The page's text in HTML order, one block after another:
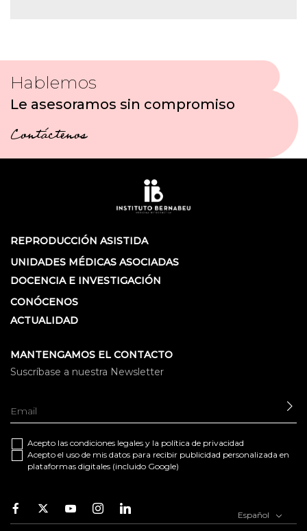
Hablemos
Le asesoramos sin compromiso
Contáctenos
REPRODUCCIÓN ASISTIDA
UNIDADES MÉDICAS ASOCIADAS
DOCENCIA E INVESTIGACIÓN
CONÓCENOS
ACTUALIDAD
MANTENGAMOS EL CONTACTO
Suscríbase a nuestra Newsletter
Acepto las condiciones legales y la política de privacidad
Acepto el uso de mis datos para recibir publicidad personalizada en
plataformas digitales (incluido Google)
Facebook
TwitterYoutubeInstagramYoutube Español